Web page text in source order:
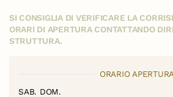
SI CONSIGLIA DI VERIFICARE LA
ORARI DI APERTURA CONTATTANDO
STRUTTURA.
ORARIO APERTURA
SAB. DOM.